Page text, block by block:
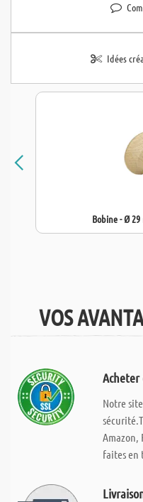
Idées
Bobine - Ø
VOS
Notre
Amazon,
faites en